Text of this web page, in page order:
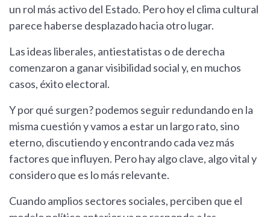
un rol más activo del Estado. Pero hoy el clima cultural
parece haberse desplazado hacia otro lugar.
Las ideas liberales, antiestatistas o de derecha
comenzaron a ganar visibilidad social y, en muchos
casos, éxito electoral.
Y por qué surgen? podemos seguir redundando en la
misma cuestión y vamos a estar un largo rato, sino
eterno, discutiendo y encontrando cada vez más
factores que influyen. Pero hay algo clave, algo vital y
considero que es lo más relevante.
Cuando amplios sectores sociales, perciben que el